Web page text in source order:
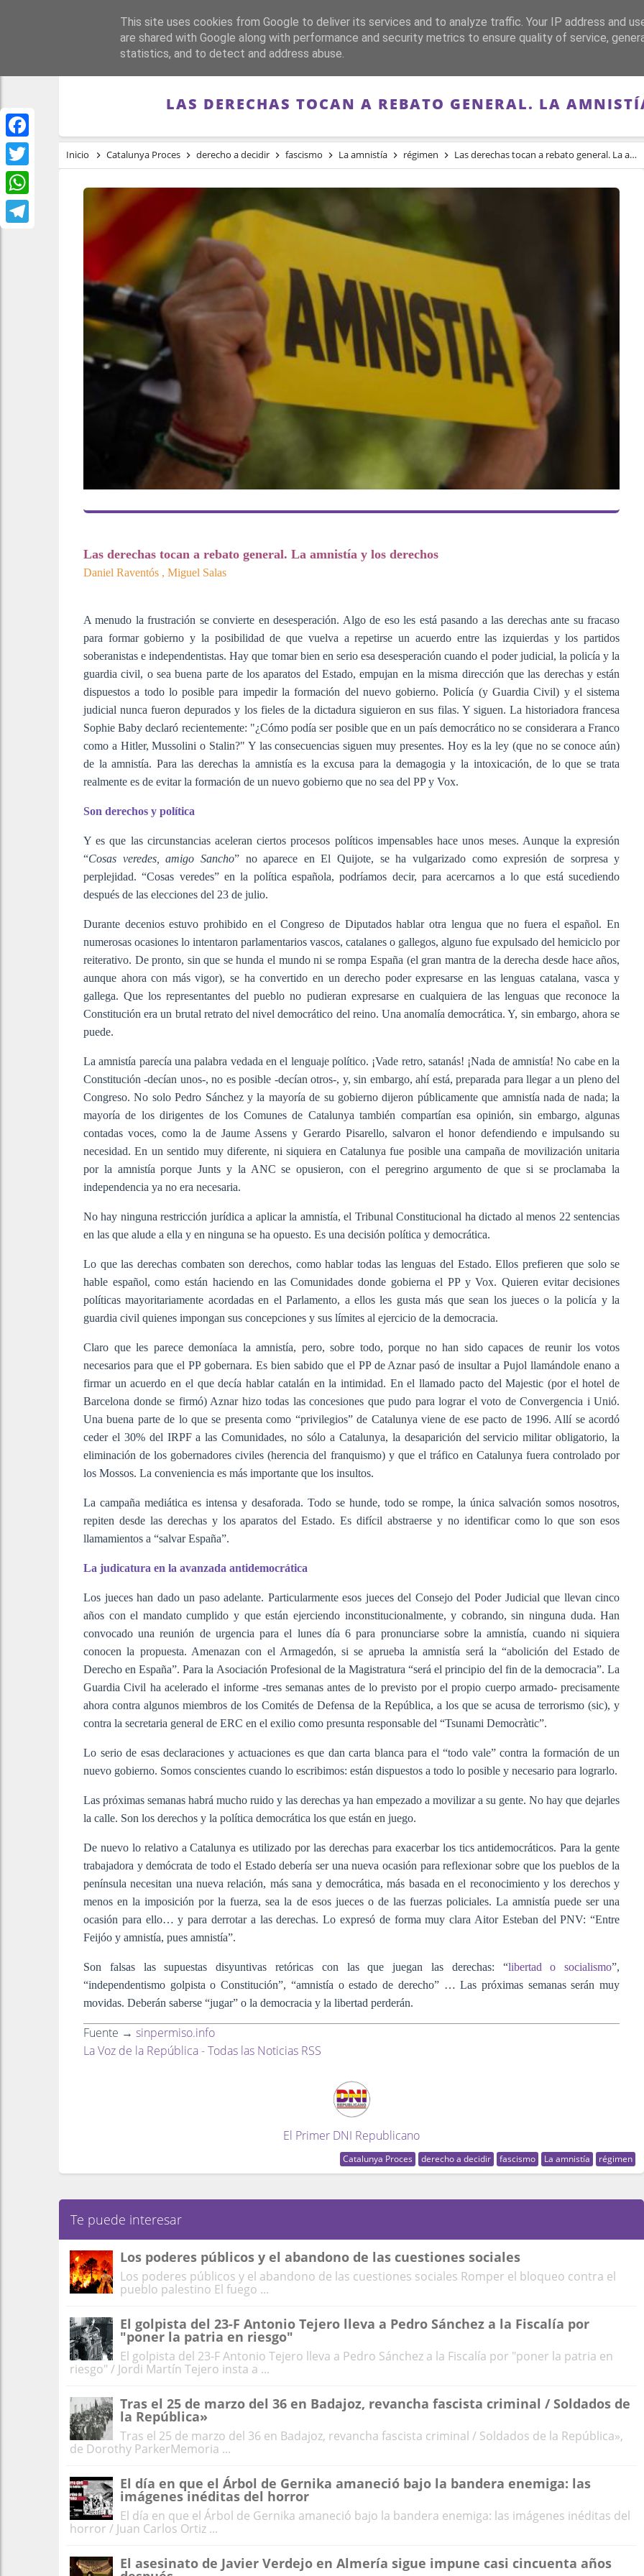
Facebook
Twitter
WhatsApp
PORTADA REPÚBLICA FRANQUISMO GUERRA DE ESPAÑA MEMORIA
LAS DERECHAS TOCAN A REBATO GENERAL. LA
Inicio Catalunya Proces derecho a decidir fascismo La amnistía régimen Las derechas tocan a rebato general. La amnistía y los derechos
Las derechas tocan a rebato general. La amnistía y los derechos
Daniel Raventós , Miguel Salas
A menudo la frustración se convierte en desesperación. Algo de eso les está pasando a las derechas ante su fracaso
para formar gobierno y la posibilidad de que vuelva a repetirse un acuerdo entre las izquierdas y los partidos
soberanistas e independentistas. Hay que tomar bien en serio esa desesperación cuando el poder judicial, la policía y la
guardia civil, o sea buena parte de los aparatos del Estado, empujan en la misma dirección que las derechas y están
dispuestos a todo lo posible para impedir la formación del nuevo gobierno. Policía (y Guardia Civil) y el sistema
judicial nunca fueron depurados y los fieles de la dictadura siguieron en sus filas. Y siguen. La historiadora francesa
Sophie Baby declaró recientemente: "¿Cómo podía ser posible que en un país democrático no se considerara a Franco
como a Hitler, Mussolini o Stalin?" Y las consecuencias siguen muy presentes. Hoy es la ley (que no se conoce aún)
de la amnistía. Para las derechas la amnistía es la excusa para la demagogia y la intoxicación, de lo que se trata
realmente es de evitar la formación de un nuevo gobierno que no sea del PP y Vox.
Son derechos y política
Y es que las circunstancias aceleran ciertos procesos políticos impensables hace unos meses. Aunque la expresión
“Cosas veredes, amigo Sancho” no aparece en El Quijote, se ha vulgarizado como expresión de sorpresa y
perplejidad. “Cosas veredes” en la política española, podríamos decir, para acercarnos a lo que está sucediendo
después de las elecciones del 23 de julio.
Durante decenios estuvo prohibido en el Congreso de Diputados hablar otra lengua que no fuera el español. En
numerosas ocasiones lo intentaron parlamentarios vascos, catalanes o gallegos, alguno fue expulsado del hemiciclo por
reiterativo. De pronto, sin que se hunda el mundo ni se rompa España (el gran mantra de la derecha desde hace años,
aunque ahora con más vigor), se ha convertido en un derecho poder expresarse en las lenguas catalana, vasca y
gallega. Que los representantes del pueblo no pudieran expresarse en cualquiera de las lenguas que reconoce la
Constitución era un brutal retrato del nivel democrático del reino. Una anomalía democrática. Y, sin embargo, ahora se
puede.
La amnistía parecía una palabra vedada en el lenguaje político. ¡Vade retro, satanás! ¡Nada de amnistía! No cabe en la
Constitución -decían unos-, no es posible -decían otros-, y, sin embargo, ahí está, preparada para llegar a un pleno del
Congreso. No solo Pedro Sánchez y la mayoría de su gobierno dijeron públicamente que amnistía nada de nada; la
mayoría de los dirigentes de los Comunes de Catalunya también compartían esa opinión, sin embargo, algunas
contadas voces, como la de Jaume Assens y Gerardo Pisarello, salvaron el honor defendiendo e impulsando su
necesidad. En un sentido muy diferente, ni siquiera en Catalunya fue posible una campaña de movilización unitaria
por la amnistía porque Junts y la ANC se opusieron, con el peregrino argumento de que si se proclamaba la
independencia ya no era necesaria.
No hay ninguna restricción jurídica a aplicar la amnistía, el Tribunal Constitucional ha dictado al menos 22 sentencias
en las que alude a ella y en ninguna se ha opuesto. Es una decisión política y democrática.
Lo que las derechas combaten son derechos, como hablar todas las lenguas del Estado. Ellos prefieren que solo se
hable español, como están haciendo en las Comunidades donde gobierna el PP y Vox. Quieren evitar decisiones
políticas mayoritariamente acordadas en el Parlamento, a ellos les gusta más que sean los jueces o la policía y la
guardia civil quienes impongan sus concepciones y sus límites al ejercicio de la democracia.
Claro que les parece demoníaca la amnistía, pero, sobre todo, porque no han sido capaces de reunir los votos
necesarios para que el PP gobernara. Es bien sabido que el PP de Aznar pasó de insultar a Pujol llamándole enano a
firmar un acuerdo en el que decía hablar catalán en la intimidad. En el llamado pacto del Majestic (por el hotel de
Barcelona donde se firmó) Aznar hizo todas las concesiones que pudo para lograr el voto de Convergencia i Unió.
Una buena parte de lo que se presenta como “privilegios” de Catalunya viene de ese pacto de 1996. Allí se acordó
ceder el 30% del IRPF a las Comunidades, no sólo a Catalunya, la desaparición del servicio militar obligatorio, la
eliminación de los gobernadores civiles (herencia del franquismo) y que el tráfico en Catalunya fuera controlado por
los Mossos. La conveniencia es más importante que los insultos.
La campaña mediática es intensa y desaforada. Todo se hunde, todo se rompe, la única salvación somos nosotros,
repiten desde las derechas y los aparatos del Estado. Es difícil abstraerse y no identificar como lo que son esos
llamamientos a “salvar España”.
La judicatura en la avanzada antidemocrática
Los jueces han dado un paso adelante. Particularmente esos jueces del Consejo del Poder Judicial que llevan cinco
años con el mandato cumplido y que están ejerciendo inconstitucionalmente, y cobrando, sin ninguna duda. Han
convocado una reunión de urgencia para el lunes día 6 para pronunciarse sobre la amnistía, cuando ni siquiera
conocen la propuesta. Amenazan con el Armagedón, si se aprueba la amnistía será la “abolición del Estado de
Derecho en España”. Para la Asociación Profesional de la Magistratura “será el principio del fin de la democracia”. La
Guardia Civil ha acelerado el informe -tres semanas antes de lo previsto por el propio cuerpo armado- precisamente
ahora contra algunos miembros de los Comités de Defensa de la República, a los que se acusa de terrorismo (sic), y
contra la secretaria general de ERC en el exilio como presunta responsable del “Tsunami Democràtic”.
Lo serio de esas declaraciones y actuaciones es que dan carta blanca para el “todo vale” contra la formación de un
nuevo gobierno. Somos conscientes cuando lo escribimos: están dispuestos a todo lo posible y necesario para lograrlo.
Las próximas semanas habrá mucho ruido y las derechas ya han empezado a movilizar a su gente. No hay que dejarles
la calle. Son los derechos y la política democrática los que están en juego.
De nuevo lo relativo a Catalunya es utilizado por las derechas para exacerbar los tics antidemocráticos. Para la gente
trabajadora y demócrata de todo el Estado debería ser una nueva ocasión para reflexionar sobre que los pueblos de la
península necesitan una nueva relación, más sana y democrática, más basada en el reconocimiento y los derechos y
menos en la imposición por la fuerza, sea la de esos jueces o de las fuerzas policiales. La amnistía puede ser una
ocasión para ello… y para derrotar a las derechas. Lo expresó de forma muy clara Aitor Esteban del PNV: “Entre
Feijóo y amnistía, pues amnistía”.
Son falsas las supuestas disyuntivas retóricas con las que juegan las derechas: “libertad o socialismo”,
“independentismo golpista o Constitución”, “amnistía o estado de derecho” … Las próximas semanas serán muy
movidas. Deberán saberse “jugar” o la democracia y la libertad perderán.
Fuente → sinpermiso.info
La Voz de la República - Todas las Noticias RSS
El Primer DNI Republicano
Catalunya Proces derecho a decidir fascismo La amnistía régimen
Te puede interesar
Los poderes públicos y el abandono de las cuestiones sociales
Los poderes públicos y el abandono de las cuestiones sociales Romper el bloqueo contra el
pueblo palestino El fuego ...
El golpista del 23-F Antonio Tejero lleva a Pedro Sánchez a la Fiscalía por
"poner la patria en riesgo"
El golpista del 23-F Antonio Tejero lleva a Pedro Sánchez a la Fiscalía por "poner la patria en
riesgo" / Jordi Martín Tejero insta a ...
Tras el 25 de marzo del 36 en Badajoz, revancha fascista criminal / Soldados de
la República»
Tras el 25 de marzo del 36 en Badajoz, revancha fascista criminal / Soldados de la República»,
de Dorothy ParkerMemoria ...
El día en que el Árbol de Gernika amaneció bajo la bandera enemiga: las
imágenes inéditas del horror
El día en que el Árbol de Gernika amaneció bajo la bandera enemiga: las imágenes inéditas del
horror / Juan Carlos Ortiz ...
El asesinato de Javier Verdejo en Almería sigue impune casi cincuenta años
This site uses cookies from Google to deliver its services and to analyze traffic. Your IP address and
are shared with Google along with performance and security metrics to ensure quality of service,
statistics, and to detect and address abuse.